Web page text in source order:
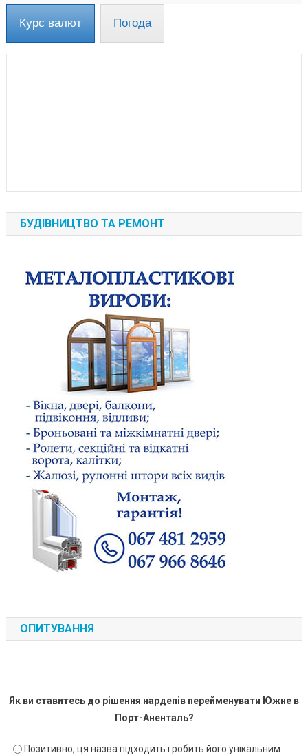
Курс валют Погода
БУДІВНИЦТВО ТА РЕМОНТ
ОПИТУВАННЯ
Як ви ставитесь до рішення нардепів перейменувати Южне в
Порт-Аненталь?
Позитивно, ця назва підходить і робить його унікальним